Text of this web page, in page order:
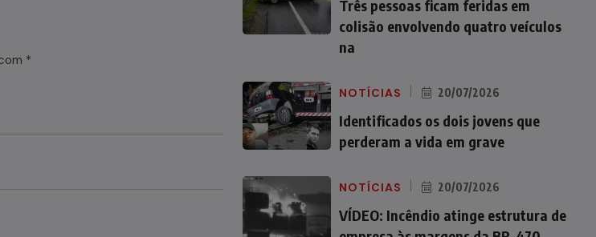
*
Três pessoas ficam feridas em
colisão envolvendo quatro veículos
na
NOTÍCIAS 20/07/2026
Identificados os dois jovens que
perderam a vida em grave
NOTÍCIAS 20/07/2026
VÍDEO: Incêndio atinge estrutura de